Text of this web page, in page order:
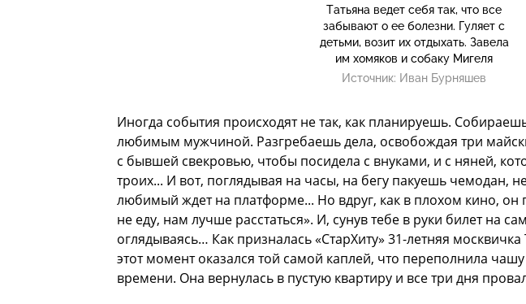
Татьяна ведет себя так, что все
забывают о ее болезни. Гуляет с
детьми, возит их отдыхать. Завела
им хомяков и собаку Мигеля
Источник: Иван Бурняшев
Иногда события происходят не так, как планируешь.
любимым мужчиной. Разгребаешь дела, освобождая три
с бывшей свекровью, чтобы посидела с внуками, и с няней,
троих... И вот, поглядывая на часы, на бегу пакуешь чемодан,
любимый ждет на платформе... Но вдруг, как в плохом кино, он
не еду, нам лучше расстаться». И, сунув тебе в руки билет на
оглядываясь… Как призналась «СтарХиту» 31-летняя
этот момент оказался той самой каплей, что переполнила
времени. Она вернулась в пустую квартиру и все три дня